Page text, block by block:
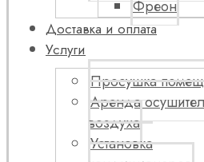
Фреон
Доставка и оплата
Услуги
Просушка
Аренда
воздуха
Установка